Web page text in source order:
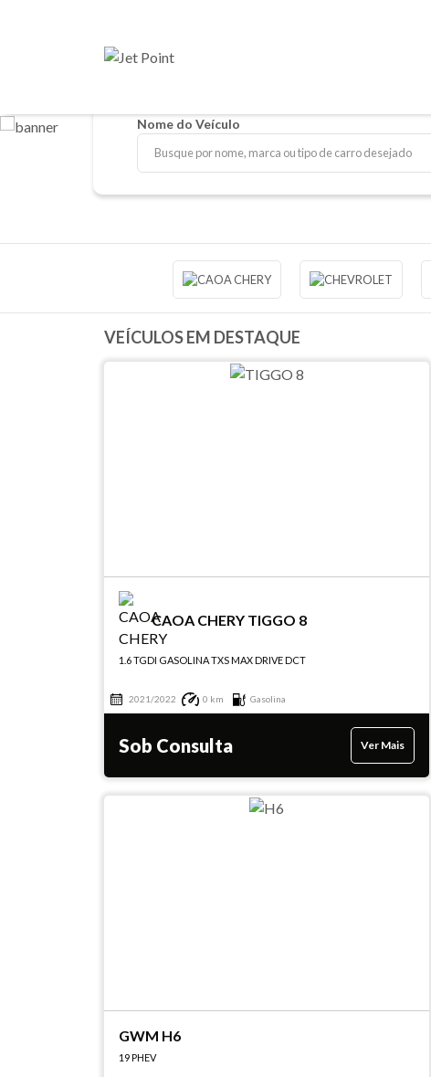
Nome do Veículo
VEÍCULOS EM DESTAQUE
CAOA CHERY TIGGO 8
1.6 TGDI GASOLINA TXS MAX DRIVE DCT
2021/2022 0 km Gasolina
Sob Consulta Ver Mais
GWM H6
19 PHEV